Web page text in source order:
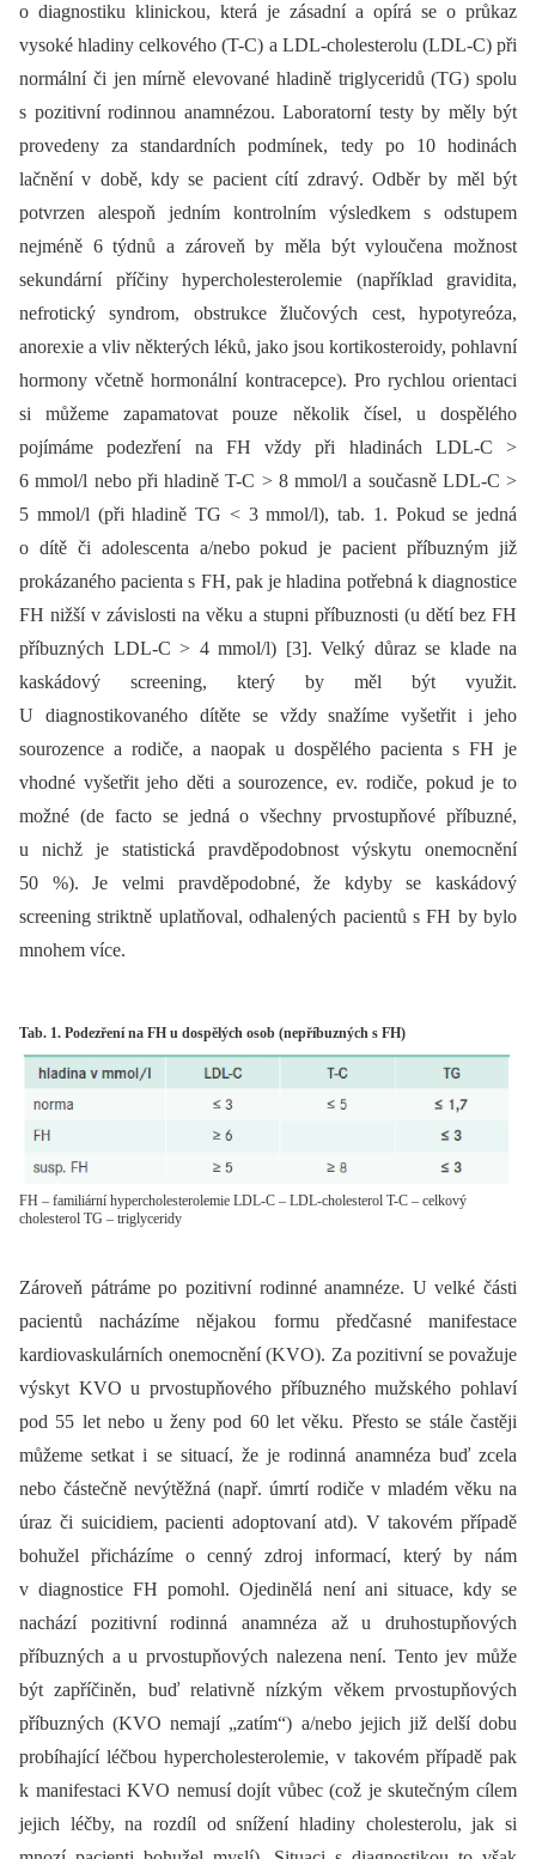
o diagnostiku klinickou, která je zásadní a opírá se o průkaz
vysoké hladiny celkového (T-C) a LDL-cholesterolu (LDL-C) při
normální či jen mírně elevované hladině triglyceridů (TG) spolu
s pozitivní rodinnou anamnézou. Laboratorní testy by měly být
provedeny za standardních podmínek, tedy po 10 hodinách
lačnění v době, kdy se pacient cítí zdravý. Odběr by měl být
potvrzen alespoň jedním kontrolním výsledkem s odstupem
nejméně 6 týdnů a zároveň by měla být vyloučena možnost
sekundární příčiny hypercholesterolemie (například gravidita,
nefrotický syndrom, obstrukce žlučových cest, hypotyreóza,
anorexie a vliv některých léků, jako jsou kortikosteroidy, pohlavní
hormony včetně hormonální kontracepce). Pro rychlou orientaci
si můžeme zapamatovat pouze několik čísel, u dospělého
pojímáme podezření na FH vždy při hladinách LDL-C >
6 mmol/l nebo při hladině T-C > 8 mmol/l a současně LDL-C >
5 mmol/l (při hladině TG < 3 mmol/l), tab. 1. Pokud se jedná
o dítě či adolescenta a/nebo pokud je pacient příbuzným již
prokázaného pacienta s FH, pak je hladina potřebná k diagnostice
FH nižší v závislosti na věku a stupni příbuznosti (u dětí bez FH
příbuzných LDL-C > 4 mmol/l) [3]. Velký důraz se klade na
kaskádový screening, který by měl být využit.
U diagnostikovaného dítěte se vždy snažíme vyšetřit i jeho
sourozence a rodiče, a naopak u dospělého pacienta s FH je
vhodné vyšetřit jeho děti a sourozence, ev. rodiče, pokud je to
možné (de facto se jedná o všechny prvo­stupňové příbuzné,
u nichž je statistická pravděpodobnost výskytu onemocnění
50 %). Je velmi pravděpodobné, že kdyby se kaskádový
screening striktně uplatňoval, odhalených pacientů s FH by bylo
mnohem více.
Tab. 1. Podezření na FH u dospělých osob (nepříbuzných s FH)
FH – familiární hypercholesterolemie LDL-C – LDL-cholesterol T-C – celkový
cholesterol TG – triglyceridy
Zároveň pátráme po pozitivní rodinné anamnéze. U velké části
pacientů nacházíme nějakou formu předčasné mani­festace
kardiovaskulárních onemocnění (KVO). Za pozitivní se považuje
výskyt KVO u prvostupňového příbuzného mužského pohlaví
pod 55 let nebo u ženy pod 60 let věku. Přesto se stále častěji
můžeme setkat i se situací, že je rodinná anamnéza buď zcela
nebo částečně nevýtěžná (např. úmrtí rodiče v mladém věku na
úraz či suicidiem, pacienti adoptovaní atd). V takovém případě
bohužel přicházíme o cenný zdroj informací, který by nám
v diagnostice FH pomohl. Ojedinělá není ani situace, kdy se
nachází pozitivní rodinná anamnéza až u druhostupňových
příbuzných a u prvostupňových nalezena není. Tento jev může
být zapříčiněn, buď relativně nízkým věkem prvostupňových
příbuzných (KVO nemají „zatím“) a/nebo jejich již delší dobu
probíhající léčbou hypercholesterolemie, v takovém případě pak
k manifestaci KVO nemusí dojít vůbec (což je skutečným cílem
jejich léčby, na rozdíl od snížení hladiny cholesterolu, jak si